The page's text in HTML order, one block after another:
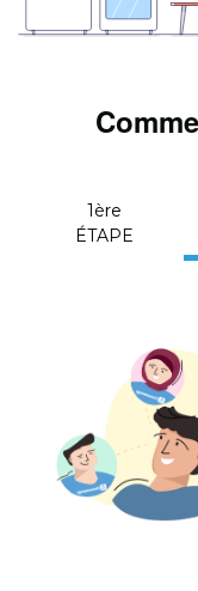
1ère
ÉTAPE